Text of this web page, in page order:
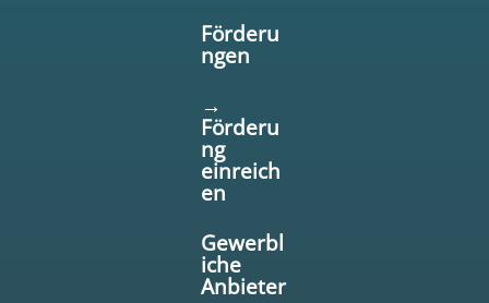
Förderu
ngen
→
Förderu
ng
einreich
en
Gewerbl
iche
Anbieter